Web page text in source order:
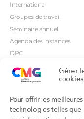
Gérer
cookies
Pour offrir les
technologies telles que
International
Groupes de travail
Séminaire annuel
Agenda des instances
DPC
Orientations prioritaires
Productions
Productions du Collège
Productions des